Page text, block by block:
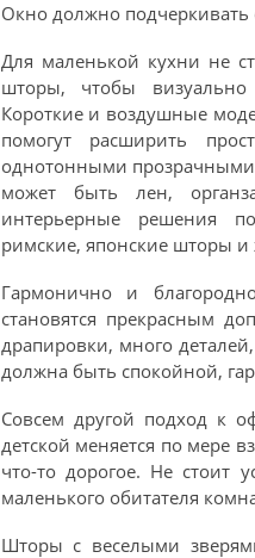
Окно должно подчеркивать
Для маленькой кухни не
шторы, чтобы
Короткие и воздушные
помогут расширить
однотонными прозрачными
может быть лен,
интерьерные решения
римские, японские шторы
Гармонично и
становятся прекрасным
драпировки, много
должна быть спокойной,
Совсем другой подход к
детской меняется по мере
что-то дорогое. Не стоит
маленького обитателя
Шторы с веселыми